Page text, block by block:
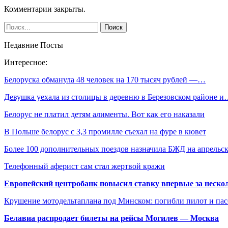
Комментарии закрыты.
Недавние Посты
Интересное:
Белоруска обманула 48 человек на 170 тысяч рублей —…
Девушка уехала из столицы в деревню в Березовском районе
Белорус не платил детям алименты. Вот как его наказали
В Польше белорус с 3,3 промилле съехал на фуре в кювет
Более 100 дополнительных поездов назначила БЖД на
Телефонный аферист сам стал жертвой кражи
Европейский центробанк повысил ставку впервые за
Крушение мотодельтаплана под Минском: погибли пилот и
Белавиа распродает билеты на рейсы Могилев — Москва